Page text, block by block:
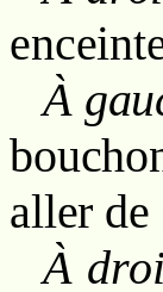
À
aller de
À